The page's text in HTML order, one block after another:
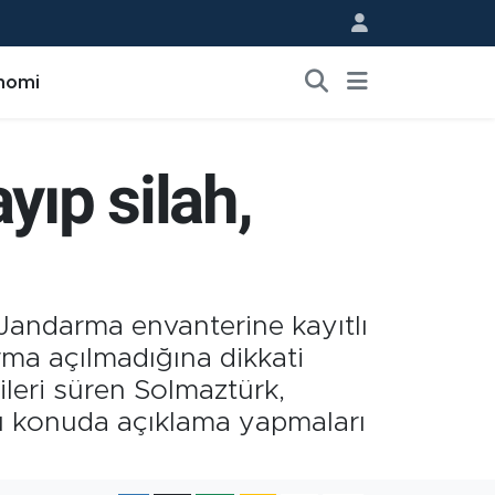
silah,
envanterine kayıtlı
açılmadığına dikkati
süren Solmaztürk,
konuda açıklama yapmaları